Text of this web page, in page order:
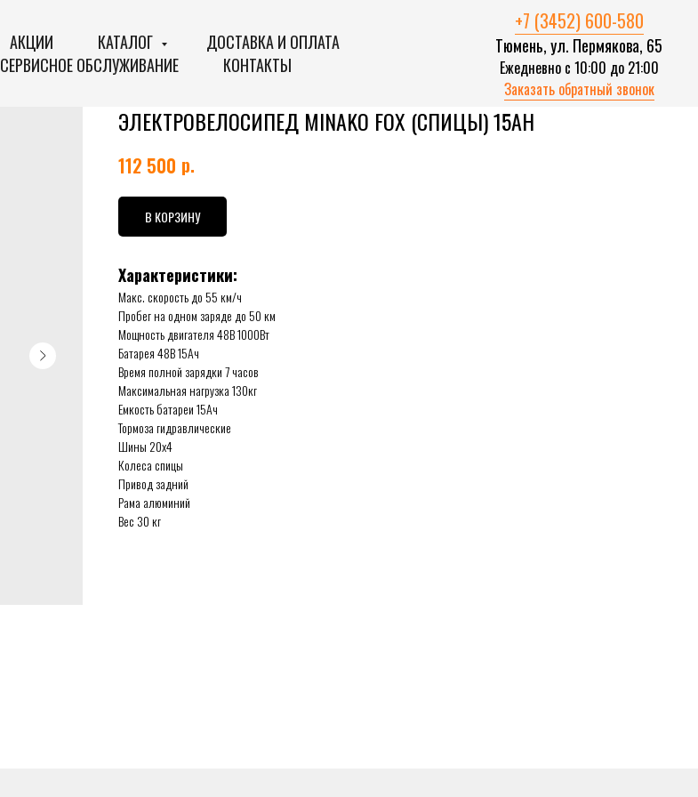
АКЦИИ КАТАЛОГ
ДОСТАВКА И ОПЛАТА
СЕРВИСНОЕ ОБСЛУЖИВАНИЕ
КОНТАКТЫ
+7 (3452) 600-580
Тюмень, ул. Пермякова, 65
Ежедневно с 10:00 до 21:00
Заказать обратный звонок
ЭЛЕКТРОВЕЛОСИПЕД MINAKO FOX (СПИЦЫ) 15AH
112 500 р.
В КОРЗИНУ
Характеристики:
Макс. скорость до 55 км/ч
Пробег на одном заряде до 50 км
Мощность двигателя 48В 1000Вт
Батарея 48В 15Ач
Время полной зарядки 7 часов
Максимальная нагрузка 130кг
Емкость батареи 15Ач
Тормоза гидравлические
Шины 20х4
Колеса спицы
Привод задний
Рама алюминий
Вес 30 кг